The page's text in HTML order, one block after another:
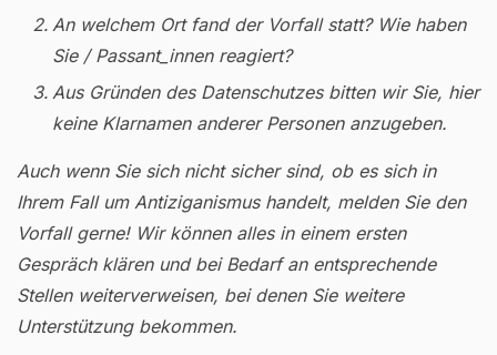
An welchem Ort fand der Vorfall statt? Wie haben
Sie / Passant_innen reagiert?
Aus Gründen des Datenschutzes bitten wir Sie, hier
keine Klarnamen anderer Personen anzugeben.
Auch wenn Sie sich nicht sicher sind, ob es sich in
Ihrem Fall um Antiziganismus handelt, melden Sie den
Vorfall gerne! Wir können alles in einem ersten
Gespräch klären und bei Bedarf an entsprechende
Stellen weiterverweisen, bei denen Sie weitere
Unterstützung bekommen.